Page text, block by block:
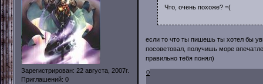
Зарегистрирован: 22 августа, 2007г.
Приглашений: 0
Что, очень похоже? =(
если то что ты пишешь ты хотел бы
посоветовал, получишь море
правильно тебя понял)
0